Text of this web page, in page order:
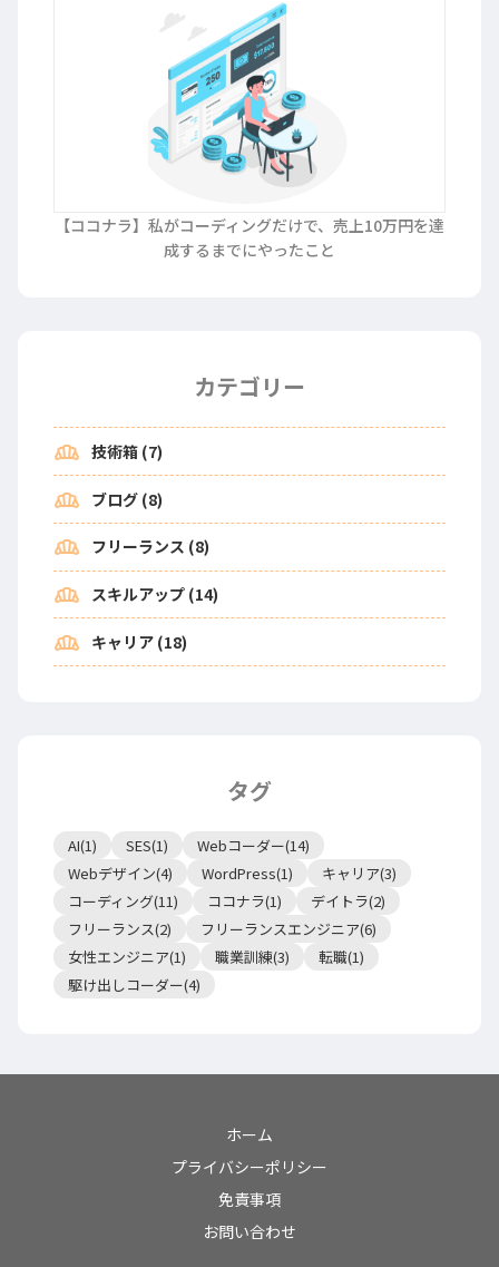
【ココナラ】私がコーディングだけで、売上10万円を達
成するまでにやったこと
カテゴリー
bakery_dining 技術箱 (7)
bakery_dining ブログ (8)
bakery_dining フリーランス (8)
bakery_dining スキルアップ (14)
bakery_dining キャリア (18)
タグ
AI(1) SES(1)
Webコーダー(14)
Webデザイン(4)
WordPress(1)
キャリア(3)
コーディング(11)
ココナラ(1)
デイトラ(2)
フリーランス(2)
フリーランスエンジニア(6)
女性エンジニア(1)
職業訓練(3)
転職(1)
駆け出しコーダー(4)
ホーム
プライバシーポリシー
免責事項
お問い合わせ